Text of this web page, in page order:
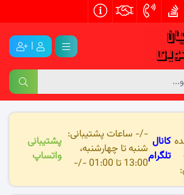
|
کانال
تلگرام
-/- ساعات پشتیبانی:
شنبه تا چهارشنبه،
13:00 تا 01:00 -/-
پشتیبانی
واتساپ